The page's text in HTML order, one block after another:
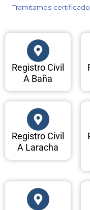
Tramitamos
Registro Civil
A Baña
Registro Civil
A Laracha